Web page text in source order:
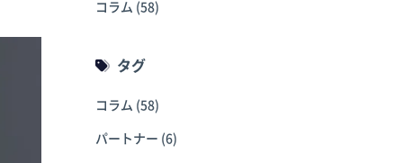
コラム (58)
タグ
コラム (58)
パートナー (6)